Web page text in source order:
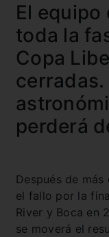
El equipo
toda la
Copa
cerradas.
perderá
Después de
el fallo por la
River y Boca en
se moverá el